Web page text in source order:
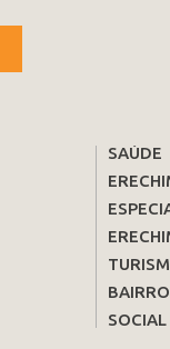
SAÚDE
SOCIAL